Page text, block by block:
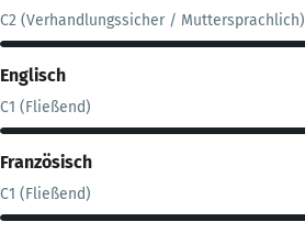
C2 (Verhandlungssicher / Muttersprachlich)
Englisch
C1 (Fließend)
Französisch
C1 (Fließend)